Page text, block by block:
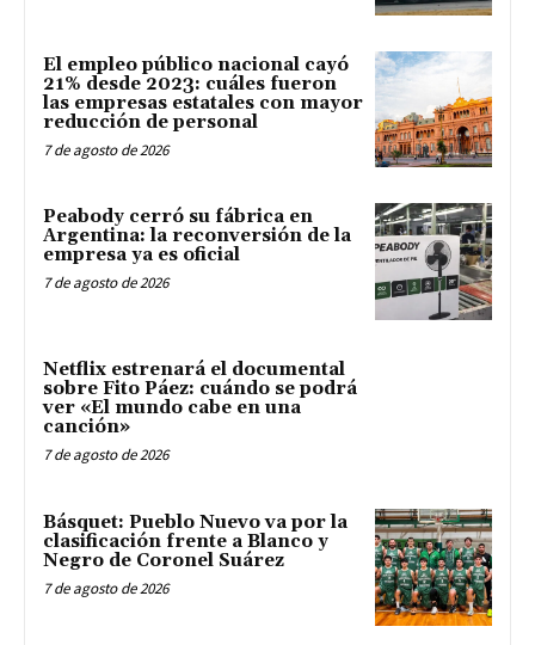
El empleo público nacional cayó
21% desde 2023: cuáles fueron
las empresas estatales con mayor
reducción de personal
7 de agosto de 2026
Peabody cerró su fábrica en
Argentina: la reconversión de la
empresa ya es oficial
7 de agosto de 2026
Netflix estrenará el documental
sobre Fito Páez: cuándo se podrá
ver «El mundo cabe en una
canción»
7 de agosto de 2026
Básquet: Pueblo Nuevo va por la
clasificación frente a Blanco y
Negro de Coronel Suárez
7 de agosto de 2026